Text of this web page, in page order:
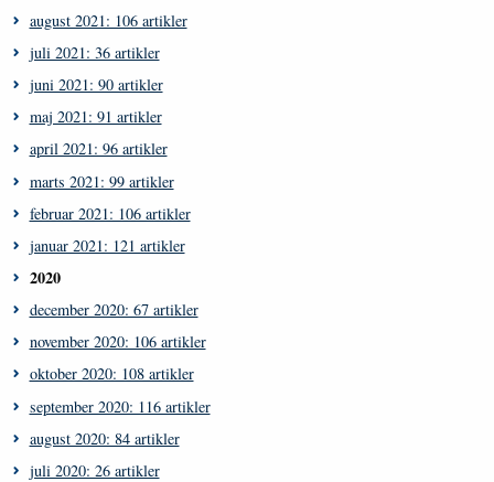
august 2021: 106 artikler
juli 2021: 36 artikler
juni 2021: 90 artikler
maj 2021: 91 artikler
april 2021: 96 artikler
marts 2021: 99 artikler
februar 2021: 106 artikler
januar 2021: 121 artikler
2020
december 2020: 67 artikler
november 2020: 106 artikler
oktober 2020: 108 artikler
september 2020: 116 artikler
august 2020: 84 artikler
juli 2020: 26 artikler